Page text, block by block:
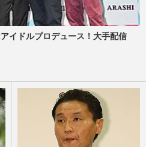
イドルプロデュース！大手配信